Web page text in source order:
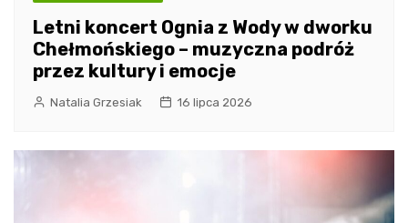
Letni koncert Ognia z Wody w dworku
Chełmońskiego – muzyczna podróż
przez kultury i emocje
Natalia Grzesiak 16 lipca 2026